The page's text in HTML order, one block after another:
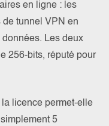
en ligne : les
tunnel VPN en
Les deux
256-bits, réputé pour
licence permet-elle
5